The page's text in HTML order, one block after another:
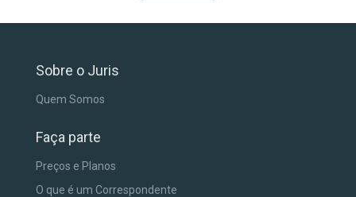
Sobre o Juris
Quem Somos
Faça parte
Preços e Planos
O que é um Correspondente